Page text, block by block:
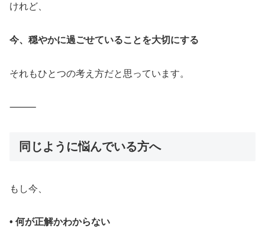
けれど、
今、穏やかに過ごせていることを大切にする
それもひとつの考え方だと思っています。
⸻
同じように悩んでいる方へ
もし今、
• 何が正解かわからない